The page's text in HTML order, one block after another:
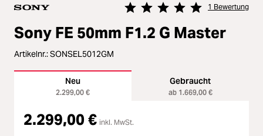
Licht & Studio
Bildbearbeitung
Ferngläser
Durchschnittliche Bewertung
1 Bewertung
Sony FE 50mm F1.2 G Master
Artikelnr.:SONSEL5012GM
Neu
2.299,00 €
Gebraucht
ab 1.669,00 €
2.299,00 € inkl. MwSt.